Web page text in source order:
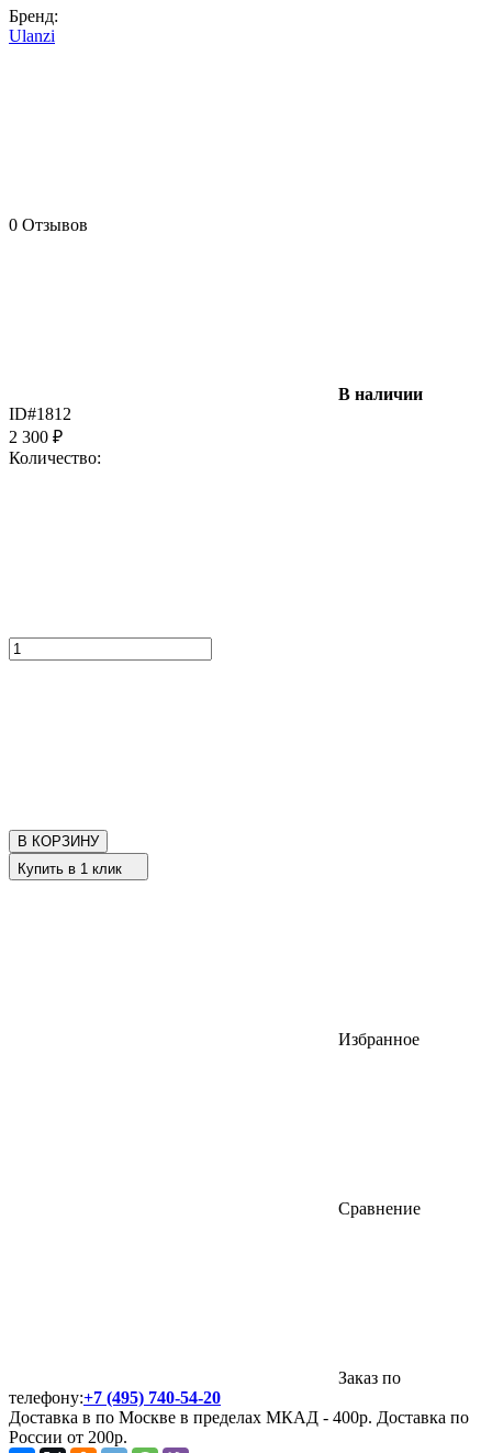
Бренд:
Ulanzi
0 Отзывов
В наличии
ID#1812
2 300 ₽
Количество:
В КОРЗИНУ
Купить в 1 клик
Избранное
Сравнение
Заказ по
телефону:+7 (495) 740-54-20
Доставка в по Москве в пределах МКАД - 400р. Доставка по
России от 200р.